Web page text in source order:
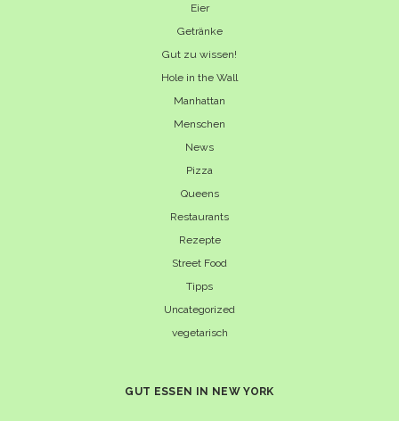
Eier
Getränke
Gut zu wissen!
Hole in the Wall
Manhattan
Menschen
News
Pizza
Queens
Restaurants
Rezepte
Street Food
Tipps
Uncategorized
vegetarisch
GUT ESSEN IN NEW YORK